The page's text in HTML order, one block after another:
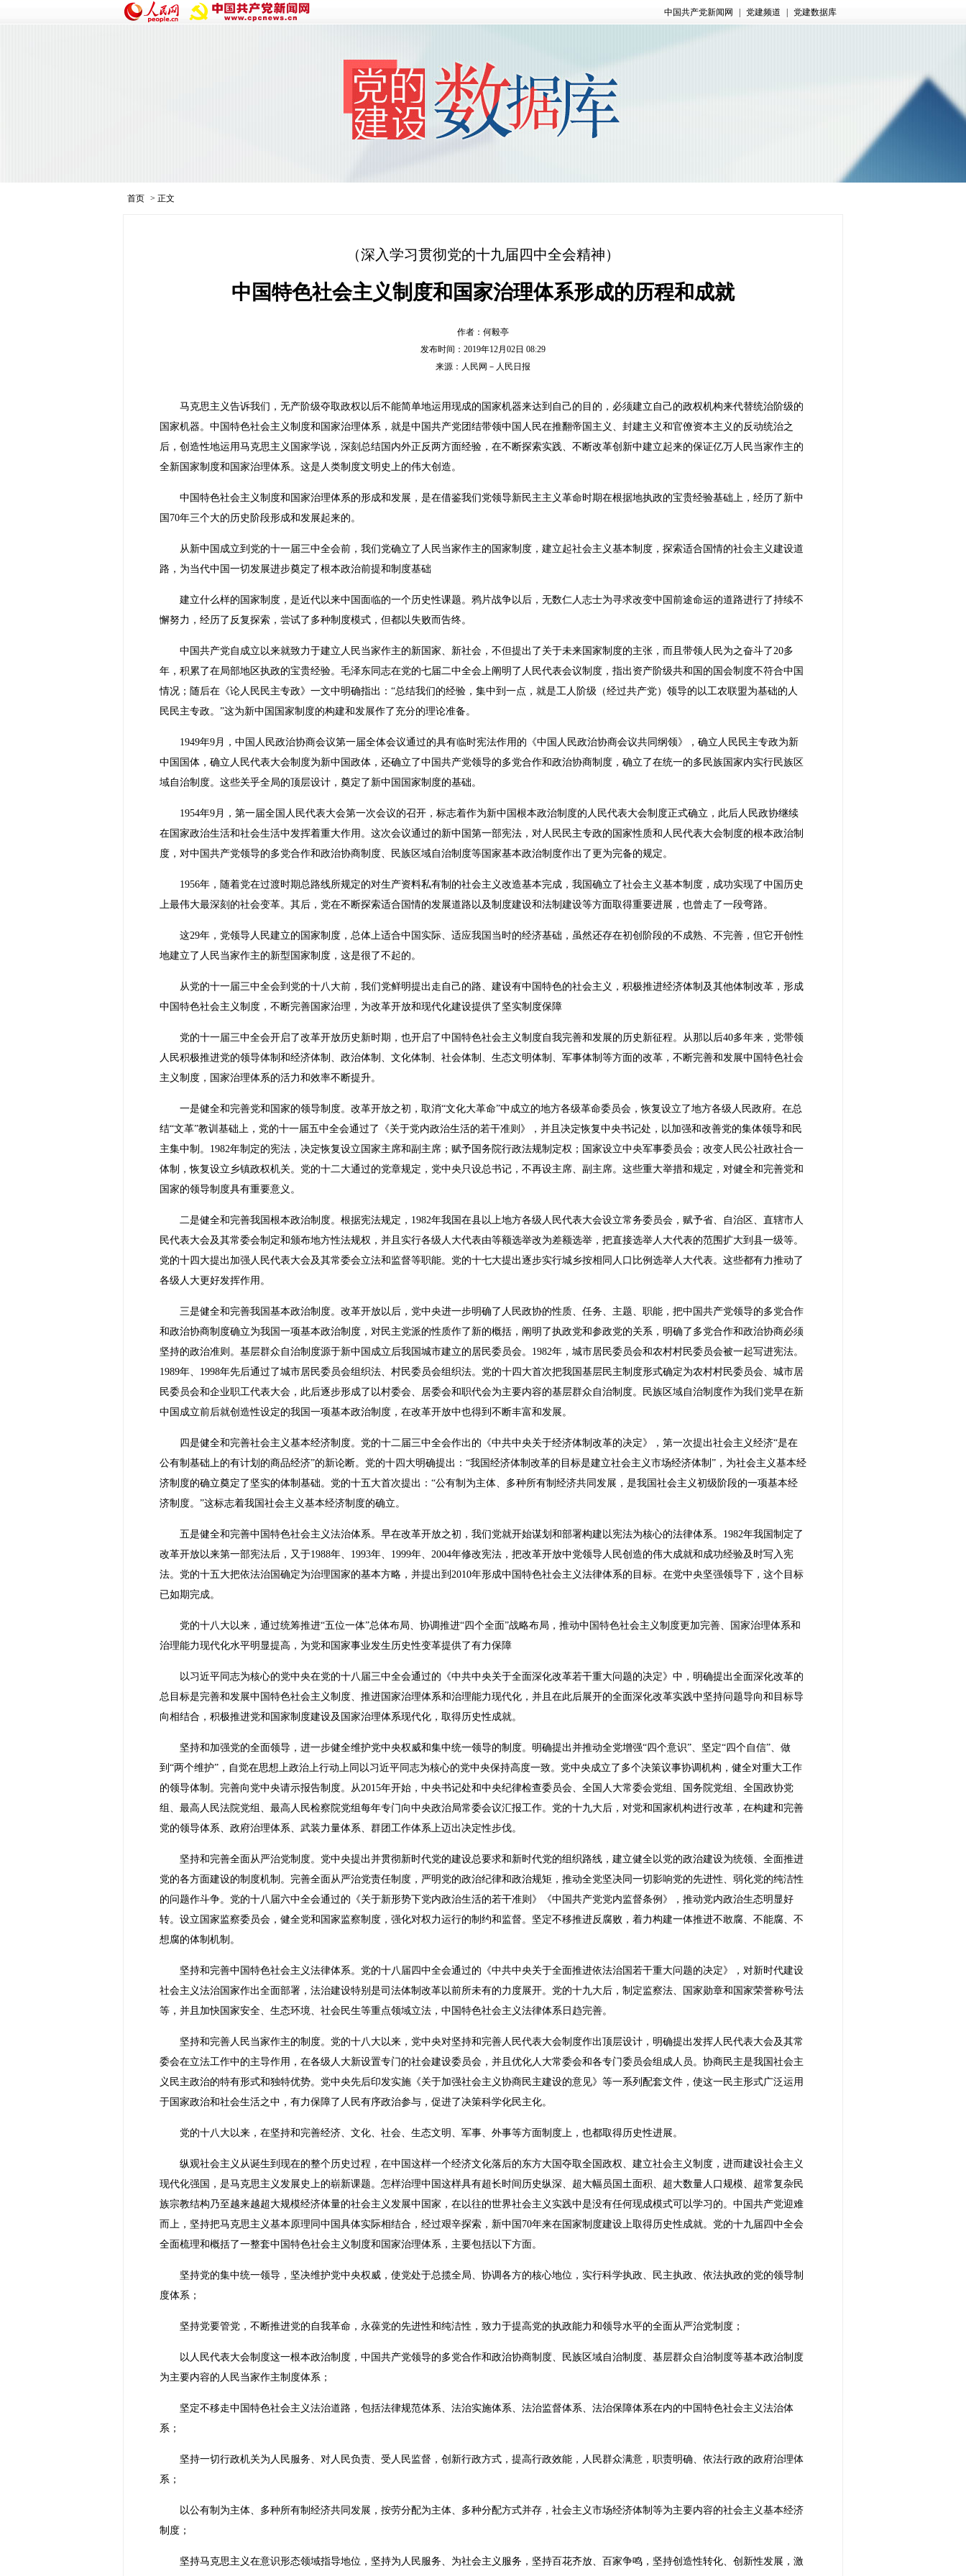
中国共产党新闻网 党建频道 党建数据库
首页 > 正文
（深入学习贯彻党的十九届四中全会精神）
中国特色社会主义制度和国家治理体系形成的历程和成就
作者：何毅亭
发布时间：2019年12月02日 08:29
来源：人民网－人民日报
马克思主义告诉我们，无产阶级夺取政权以后不能简单地运用现成的国家机器来达到自己的目的，必须建立自己的政权机构来代替统治阶级的
国家机器。中国特色社会主义制度和国家治理体系，就是中国共产党团结带领中国人民在推翻帝国主义、封建主义和官僚资本主义的反动统治之
后，创造性地运用马克思主义国家学说，深刻总结国内外正反两方面经验，在不断探索实践、不断改革创新中建立起来的保证亿万人民当家作主的
全新国家制度和国家治理体系。这是人类制度文明史上的伟大创造。
中国特色社会主义制度和国家治理体系的形成和发展，是在借鉴我们党领导新民主主义革命时期在根据地执政的宝贵经验基础上，经历了新中
国70年三个大的历史阶段形成和发展起来的。
从新中国成立到党的十一届三中全会前，我们党确立了人民当家作主的国家制度，建立起社会主义基本制度，探索适合国情的社会主义建设道
路，为当代中国一切发展进步奠定了根本政治前提和制度基础
建立什么样的国家制度，是近代以来中国面临的一个历史性课题。鸦片战争以后，无数仁人志士为寻求改变中国前途命运的道路进行了持续不
懈努力，经历了反复探索，尝试了多种制度模式，但都以失败而告终。
中国共产党自成立以来就致力于建立人民当家作主的新国家、新社会，不但提出了关于未来国家制度的主张，而且带领人民为之奋斗了20多
年，积累了在局部地区执政的宝贵经验。毛泽东同志在党的七届二中全会上阐明了人民代表会议制度，指出资产阶级共和国的国会制度不符合中国
情况；随后在《论人民民主专政》一文中明确指出：“总结我们的经验，集中到一点，就是工人阶级（经过共产党）领导的以工农联盟为基础的人
民民主专政。”这为新中国国家制度的构建和发展作了充分的理论准备。
1949年9月，中国人民政治协商会议第一届全体会议通过的具有临时宪法作用的《中国人民政治协商会议共同纲领》，确立人民民主专政为新
中国国体，确立人民代表大会制度为新中国政体，还确立了中国共产党领导的多党合作和政治协商制度，确立了在统一的多民族国家内实行民族区
域自治制度。这些关乎全局的顶层设计，奠定了新中国国家制度的基础。
1954年9月，第一届全国人民代表大会第一次会议的召开，标志着作为新中国根本政治制度的人民代表大会制度正式确立，此后人民政协继续
在国家政治生活和社会生活中发挥着重大作用。这次会议通过的新中国第一部宪法，对人民民主专政的国家性质和人民代表大会制度的根本政治制
度，对中国共产党领导的多党合作和政治协商制度、民族区域自治制度等国家基本政治制度作出了更为完备的规定。
1956年，随着党在过渡时期总路线所规定的对生产资料私有制的社会主义改造基本完成，我国确立了社会主义基本制度，成功实现了中国历史
上最伟大最深刻的社会变革。其后，党在不断探索适合国情的发展道路以及制度建设和法制建设等方面取得重要进展，也曾走了一段弯路。
这29年，党领导人民建立的国家制度，总体上适合中国实际、适应我国当时的经济基础，虽然还存在初创阶段的不成熟、不完善，但它开创性
地建立了人民当家作主的新型国家制度，这是很了不起的。
从党的十一届三中全会到党的十八大前，我们党鲜明提出走自己的路、建设有中国特色的社会主义，积极推进经济体制及其他体制改革，形成
中国特色社会主义制度，不断完善国家治理，为改革开放和现代化建设提供了坚实制度保障
党的十一届三中全会开启了改革开放历史新时期，也开启了中国特色社会主义制度自我完善和发展的历史新征程。从那以后40多年来，党带领
人民积极推进党的领导体制和经济体制、政治体制、文化体制、社会体制、生态文明体制、军事体制等方面的改革，不断完善和发展中国特色社会
主义制度，国家治理体系的活力和效率不断提升。
一是健全和完善党和国家的领导制度。改革开放之初，取消“文化大革命”中成立的地方各级革命委员会，恢复设立了地方各级人民政府。在总
结“文革”教训基础上，党的十一届五中全会通过了《关于党内政治生活的若干准则》，并且决定恢复中央书记处，以加强和改善党的集体领导和民
主集中制。1982年制定的宪法，决定恢复设立国家主席和副主席；赋予国务院行政法规制定权；国家设立中央军事委员会；改变人民公社政社合一
体制，恢复设立乡镇政权机关。党的十二大通过的党章规定，党中央只设总书记，不再设主席、副主席。这些重大举措和规定，对健全和完善党和
国家的领导制度具有重要意义。
二是健全和完善我国根本政治制度。根据宪法规定，1982年我国在县以上地方各级人民代表大会设立常务委员会，赋予省、自治区、直辖市人
民代表大会及其常委会制定和颁布地方性法规权，并且实行各级人大代表由等额选举改为差额选举，把直接选举人大代表的范围扩大到县一级等。
党的十四大提出加强人民代表大会及其常委会立法和监督等职能。党的十七大提出逐步实行城乡按相同人口比例选举人大代表。这些都有力推动了
各级人大更好发挥作用。
三是健全和完善我国基本政治制度。改革开放以后，党中央进一步明确了人民政协的性质、任务、主题、职能，把中国共产党领导的多党合作
和政治协商制度确立为我国一项基本政治制度，对民主党派的性质作了新的概括，阐明了执政党和参政党的关系，明确了多党合作和政治协商必须
坚持的政治准则。基层群众自治制度源于新中国成立后我国城市建立的居民委员会。1982年，城市居民委员会和农村村民委员会被一起写进宪法。
1989年、1998年先后通过了城市居民委员会组织法、村民委员会组织法。党的十四大首次把我国基层民主制度形式确定为农村村民委员会、城市居
民委员会和企业职工代表大会，此后逐步形成了以村委会、居委会和职代会为主要内容的基层群众自治制度。民族区域自治制度作为我们党早在新
中国成立前后就创造性设定的我国一项基本政治制度，在改革开放中也得到不断丰富和发展。
四是健全和完善社会主义基本经济制度。党的十二届三中全会作出的《中共中央关于经济体制改革的决定》，第一次提出社会主义经济“是在
公有制基础上的有计划的商品经济”的新论断。党的十四大明确提出：“我国经济体制改革的目标是建立社会主义市场经济体制”，为社会主义基本经
济制度的确立奠定了坚实的体制基础。党的十五大首次提出：“公有制为主体、多种所有制经济共同发展，是我国社会主义初级阶段的一项基本经
济制度。”这标志着我国社会主义基本经济制度的确立。
五是健全和完善中国特色社会主义法治体系。早在改革开放之初，我们党就开始谋划和部署构建以宪法为核心的法律体系。1982年我国制定了
改革开放以来第一部宪法后，又于1988年、1993年、1999年、2004年修改宪法，把改革开放中党领导人民创造的伟大成就和成功经验及时写入宪
法。党的十五大把依法治国确定为治理国家的基本方略，并提出到2010年形成中国特色社会主义法律体系的目标。在党中央坚强领导下，这个目标
已如期完成。
党的十八大以来，通过统筹推进“五位一体”总体布局、协调推进“四个全面”战略布局，推动中国特色社会主义制度更加完善、国家治理体系和
治理能力现代化水平明显提高，为党和国家事业发生历史性变革提供了有力保障
以习近平同志为核心的党中央在党的十八届三中全会通过的《中共中央关于全面深化改革若干重大问题的决定》中，明确提出全面深化改革的
总目标是完善和发展中国特色社会主义制度、推进国家治理体系和治理能力现代化，并且在此后展开的全面深化改革实践中坚持问题导向和目标导
向相结合，积极推进党和国家制度建设及国家治理体系现代化，取得历史性成就。
坚持和加强党的全面领导，进一步健全维护党中央权威和集中统一领导的制度。明确提出并推动全党增强“四个意识”、坚定“四个自信”、做
到“两个维护”，自觉在思想上政治上行动上同以习近平同志为核心的党中央保持高度一致。党中央成立了多个决策议事协调机构，健全对重大工作
的领导体制。完善向党中央请示报告制度。从2015年开始，中央书记处和中央纪律检查委员会、全国人大常委会党组、国务院党组、全国政协党
组、最高人民法院党组、最高人民检察院党组每年专门向中央政治局常委会议汇报工作。党的十九大后，对党和国家机构进行改革，在构建和完善
党的领导体系、政府治理体系、武装力量体系、群团工作体系上迈出决定性步伐。
坚持和完善全面从严治党制度。党中央提出并贯彻新时代党的建设总要求和新时代党的组织路线，建立健全以党的政治建设为统领、全面推进
党的各方面建设的制度机制。完善全面从严治党责任制度，严明党的政治纪律和政治规矩，推动全党坚决同一切影响党的先进性、弱化党的纯洁性
的问题作斗争。党的十八届六中全会通过的《关于新形势下党内政治生活的若干准则》《中国共产党党内监督条例》，推动党内政治生态明显好
转。设立国家监察委员会，健全党和国家监察制度，强化对权力运行的制约和监督。坚定不移推进反腐败，着力构建一体推进不敢腐、不能腐、不
想腐的体制机制。
坚持和完善中国特色社会主义法律体系。党的十八届四中全会通过的《中共中央关于全面推进依法治国若干重大问题的决定》，对新时代建设
社会主义法治国家作出全面部署，法治建设特别是司法体制改革以前所未有的力度展开。党的十九大后，制定监察法、国家勋章和国家荣誉称号法
等，并且加快国家安全、生态环境、社会民生等重点领域立法，中国特色社会主义法律体系日趋完善。
坚持和完善人民当家作主的制度。党的十八大以来，党中央对坚持和完善人民代表大会制度作出顶层设计，明确提出发挥人民代表大会及其常
委会在立法工作中的主导作用，在各级人大新设置专门的社会建设委员会，并且优化人大常委会和各专门委员会组成人员。协商民主是我国社会主
义民主政治的特有形式和独特优势。党中央先后印发实施《关于加强社会主义协商民主建设的意见》等一系列配套文件，使这一民主形式广泛运用
于国家政治和社会生活之中，有力保障了人民有序政治参与，促进了决策科学化民主化。
党的十八大以来，在坚持和完善经济、文化、社会、生态文明、军事、外事等方面制度上，也都取得历史性进展。
纵观社会主义从诞生到现在的整个历史过程，在中国这样一个经济文化落后的东方大国夺取全国政权、建立社会主义制度，进而建设社会主义
现代化强国，是马克思主义发展史上的崭新课题。怎样治理中国这样具有超长时间历史纵深、超大幅员国土面积、超大数量人口规模、超常复杂民
族宗教结构乃至越来越超大规模经济体量的社会主义发展中国家，在以往的世界社会主义实践中是没有任何现成模式可以学习的。中国共产党迎难
而上，坚持把马克思主义基本原理同中国具体实际相结合，经过艰辛探索，新中国70年来在国家制度建设上取得历史性成就。党的十九届四中全会
全面梳理和概括了一整套中国特色社会主义制度和国家治理体系，主要包括以下方面。
坚持党的集中统一领导，坚决维护党中央权威，使党处于总揽全局、协调各方的核心地位，实行科学执政、民主执政、依法执政的党的领导制
度体系；
坚持党要管党，不断推进党的自我革命，永葆党的先进性和纯洁性，致力于提高党的执政能力和领导水平的全面从严治党制度；
以人民代表大会制度这一根本政治制度，中国共产党领导的多党合作和政治协商制度、民族区域自治制度、基层群众自治制度等基本政治制度
为主要内容的人民当家作主制度体系；
坚定不移走中国特色社会主义法治道路，包括法律规范体系、法治实施体系、法治监督体系、法治保障体系在内的中国特色社会主义法治体
系；
坚持一切行政机关为人民服务、对人民负责、受人民监督，创新行政方式，提高行政效能，人民群众满意，职责明确、依法行政的政府治理体
系；
以公有制为主体、多种所有制经济共同发展，按劳分配为主体、多种分配方式并存，社会主义市场经济体制等为主要内容的社会主义基本经济
制度；
坚持马克思主义在意识形态领域指导地位，坚持为人民服务、为社会主义服务，坚持百花齐放、百家争鸣，坚持创造性转化、创新性发展，激